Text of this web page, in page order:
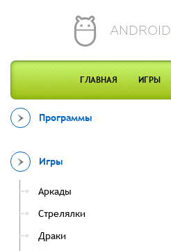
ANDROID
ГЛАВНАЯ ИГРЫ
Программы
Игры
Аркады
Стрелялки
Драки